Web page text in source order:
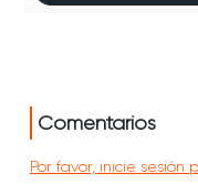
Comentarios
Por favor, inicie